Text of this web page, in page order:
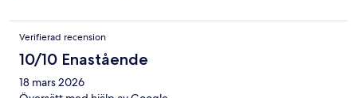
Verifierad recension
10/10 Enastående
18 mars 2026